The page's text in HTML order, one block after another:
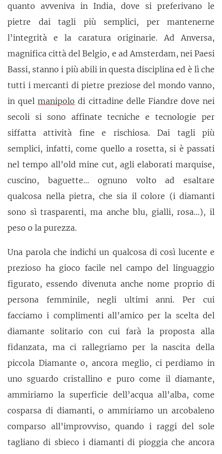
quanto avveniva in India, dove si preferivano le
pietre dai tagli più semplici, per mantenerne
l’integrità e la caratura originarie. Ad Anversa,
magnifica città del Belgio, e ad Amsterdam, nei Paesi
Bassi, stanno i più abili in questa disciplina ed è lì che
tutti i mercanti di pietre preziose del mondo vanno,
in quelmanipolo di cittadine delle Fiandre dove nei
secoli si sono affinate tecniche e tecnologie per
siffatta attività fine e rischiosa. Dai tagli più
semplici, infatti, come quello a rosetta, si è passati
nel tempo all’old mine cut, agli elaborati marquise,
cuscino, baguette… ognuno volto ad esaltare
qualcosa nella pietra, che sia il colore (i diamanti
sono sì trasparenti, ma anche blu, gialli, rosa…), il
peso o la purezza.
Una parola che indichi un qualcosa di così lucente e
prezioso ha gioco facile nel campo del linguaggio
figurato, essendo divenuta anche nome proprio di
persona femminile, negli ultimi anni. Per cui
facciamo i complimenti all’amico per la scelta del
diamante solitario con cui farà la proposta alla
fidanzata, ma ci rallegriamo per la nascita della
piccola Diamante o, ancora meglio, ci perdiamo in
uno sguardo cristallino e puro come il diamante,
ammiriamo la superficie dell’acqua all’alba, come
cosparsa di diamanti, o ammiriamo un arcobaleno
comparso all’improvviso, quando i raggi del sole
tagliano di sbieco i diamanti di pioggia che ancora